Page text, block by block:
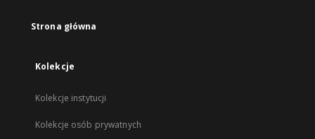
Strona główna
Kolekcje
Kolekcje instytucji
Kolekcje osób prywatnych